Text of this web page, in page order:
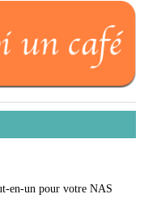
en-un pour votre NAS